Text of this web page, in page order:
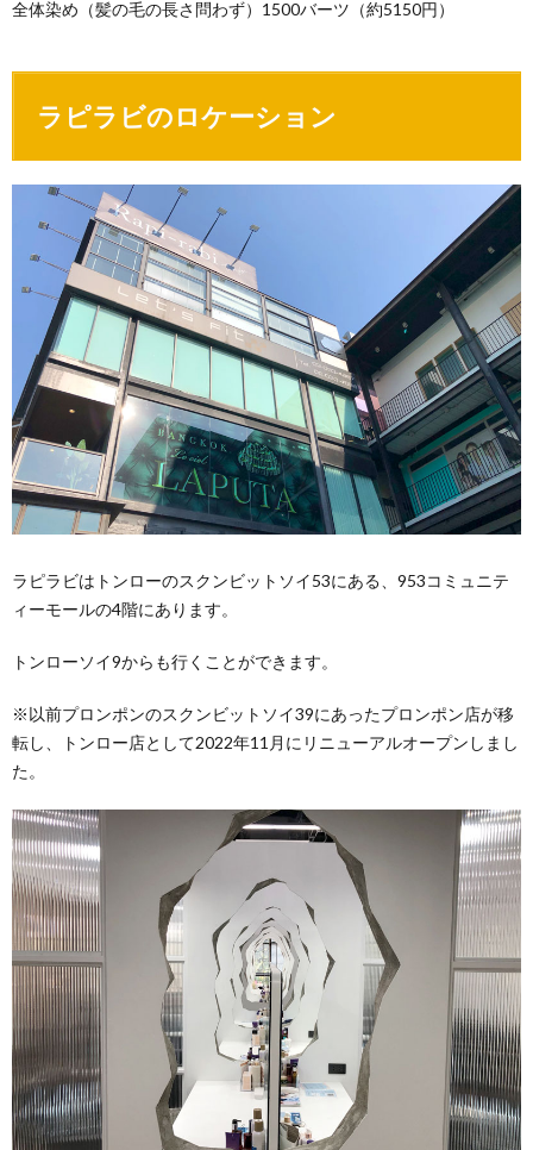
全体染め（髪の毛の長さ問わず）1500バーツ（約5150円）
ラピラビのロケーション
ラピラビはトンローのスクンビットソイ53にある、953コミュニテ
ィーモールの4階にあります。
トンローソイ9からも行くことができます。
※以前プロンポンのスクンビットソイ39にあったプロンポン店が移
転し、トンロー店として2022年11月にリニューアルオープンしまし
た。